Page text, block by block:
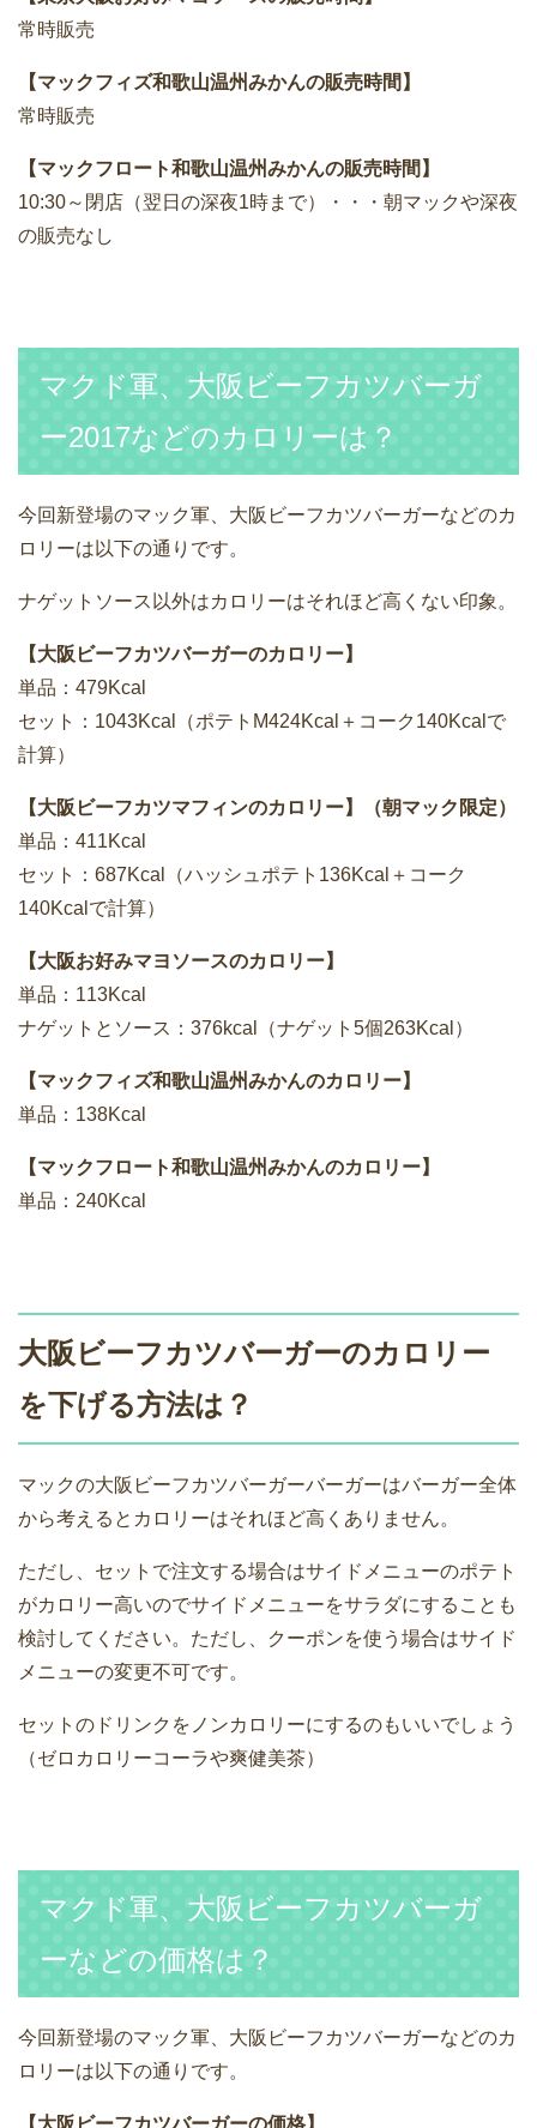
常時販売
【マックフィズ和歌山温州みかんの販売時間】
常時販売
【マックフロート和歌山温州みかんの販売時間】
10:30～閉店（翌日の深夜1時まで）・・・朝マックや深夜
の販売なし
マクド軍、大阪ビーフカツバーガ
ー2017などのカロリーは？
今回新登場のマック軍、大阪ビーフカツバーガーなどのカ
ロリーは以下の通りです。
ナゲットソース以外はカロリーはそれほど高くない印象。
【大阪ビーフカツバーガーのカロリー】
単品：479Kcal
セット：1043Kcal（ポテトM424Kcal＋コーク140Kcalで
計算）
【大阪ビーフカツマフィンのカロリー】（朝マック限定）
単品：411Kcal
セット：687Kcal（ハッシュポテト136Kcal＋コーク
140Kcalで計算）
【大阪お好みマヨソースのカロリー】
単品：113Kcal
ナゲットとソース：376kcal（ナゲット5個263Kcal）
【マックフィズ和歌山温州みかんのカロリー】
単品：138Kcal
【マックフロート和歌山温州みかんのカロリー】
単品：240Kcal
大阪ビーフカツバーガーのカロリー
を下げる方法は？
マックの大阪ビーフカツバーガーバーガーはバーガー全体
から考えるとカロリーはそれほど高くありません。
ただし、セットで注文する場合はサイドメニューのポテト
がカロリー高いのでサイドメニューをサラダにすることも
検討してください。ただし、クーポンを使う場合はサイド
メニューの変更不可です。
セットのドリンクをノンカロリーにするのもいいでしょう
（ゼロカロリーコーラや爽健美茶）
マクド軍、大阪ビーフカツバーガ
ーなどの価格は？
今回新登場のマック軍、大阪ビーフカツバーガーなどのカ
ロリーは以下の通りです。